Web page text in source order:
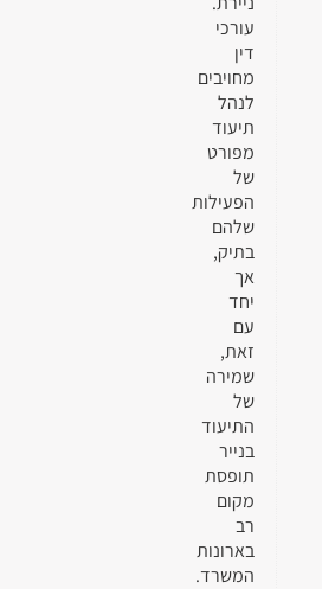
עורכי
דין
מחויבים
לנהל
תיעוד
מפורט
של
הפעילות
שלהם
בתיק,
אך
יחד
עם
זאת,
שמירה
של
התיעוד
בנייר
תופסת
מקום
רב
בארונות
המשרד.